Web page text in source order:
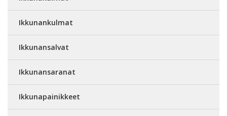
Ikkunankulmat
Ikkunansalvat
Ikkunansaranat
Ikkunapainikkeet